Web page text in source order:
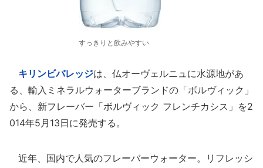
すっきりと飲みやすい
キリンビバレッジは、仏オーヴェルニュに水源地があ
る、輸入ミネラルウォーターブランドの「ボルヴィック」
から、新フレーバー「ボルヴィック フレンチカシス」を2
014年5月13日に発売する。
近年、国内で人気のフレーバーウォーター。リフレッシ